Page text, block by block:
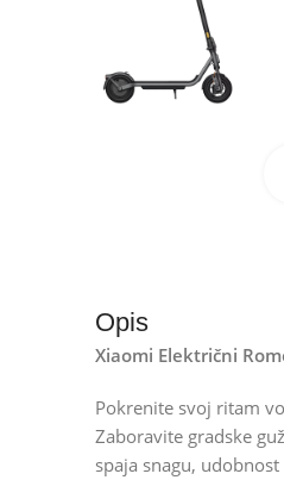
Opis
Xiaomi Električni
Pokrenite svoj ritam
Zaboravite gradske
spaja snagu,